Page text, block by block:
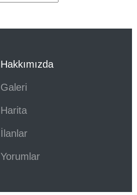
Hakkımızda
Galeri
Harita
İlanlar
Yorumlar